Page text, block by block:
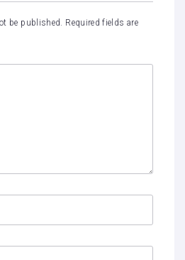
be published. Required fields are